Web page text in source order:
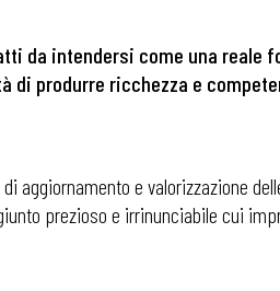
da intendersi come una reale
di produrre ricchezza e
aggiornamento e valorizzazione
prezioso e irrinunciabile cui